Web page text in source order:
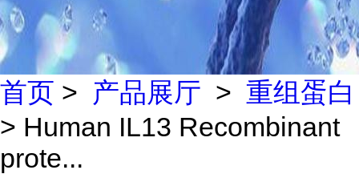
首页 > 产品展厅 > 重组蛋白
> Human IL13 Recombinant
prote...